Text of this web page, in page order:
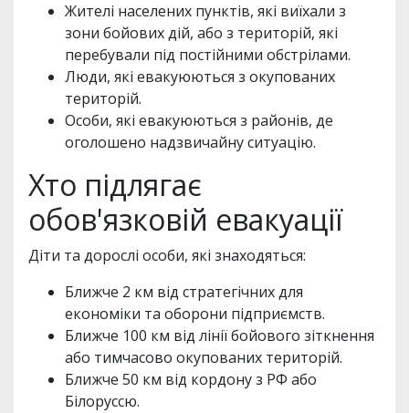
Жителі населених пунктів, які виїхали з
зони бойових дій, або з територій, які
перебували під постійними обстрілами.
Люди, які евакуюються з окупованих
територій.
Особи, які евакуюються з районів, де
оголошено надзвичайну ситуацію.
Хто підлягає
обов'язковій евакуації
Діти та дорослі особи, які знаходяться:
Ближче 2 км від стратегічних для
економіки та оборони підприємств.
Ближче 100 км від лінії бойового зіткнення
або тимчасово окупованих територій.
Ближче 50 км від кордону з РФ або
Білоруссю.